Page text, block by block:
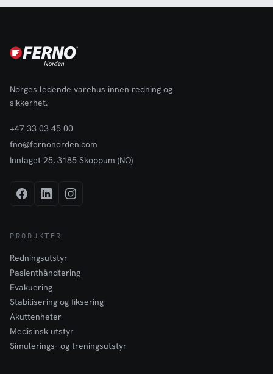
Norges ledende varehus innen redning og
sikkerhet.
+47 33 03 45 00
fno@fernonorden.com
Innlaget 25, 3185 Skoppum (NO)
PRODUKTER
Redningsutstyr
Pasienthåndtering
Evakuering
Stabilisering og fiksering
Akuttenheter
Medisinsk utstyr
Simulerings- og treningsutstyr